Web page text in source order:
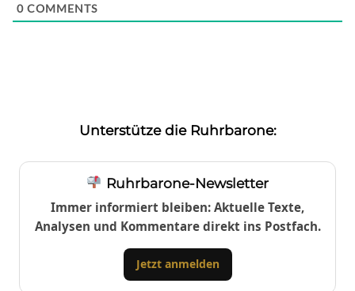
0 COMMENTS
Unterstütze die Ruhrbarone:
Ruhrbarone-Newsletter
Immer informiert bleiben: Aktuelle Texte,
Analysen und Kommentare direkt ins Postfach.
Jetzt anmelden